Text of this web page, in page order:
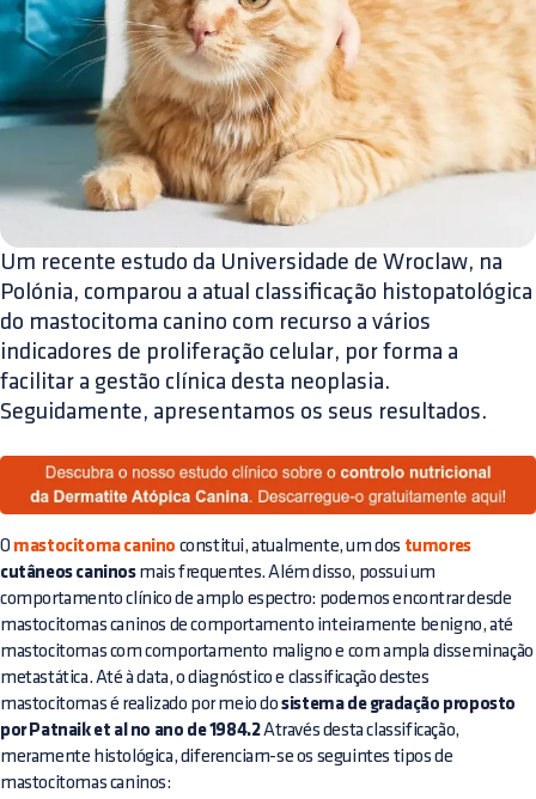
Um recente estudo da Universidade de Wroclaw, na
Polónia, comparou a atual classificação histopatológica
do mastocitoma canino com recurso a vários
indicadores de proliferação celular, por forma a
facilitar a gestão clínica desta neoplasia.
Seguidamente, apresentamos os seus resultados.
O mastocitoma canino constitui, atualmente, um dos tumores
cutâneos caninosmais frequentes. Além disso, possui um
comportamento clínico de amplo espectro: podemos encontrar desde
mastocitomas caninos de comportamento inteiramente benigno, até
mastocitomas com comportamento maligno e com ampla disseminação
metastática. Até à data, o diagnóstico e classificação destes
mastocitomas é realizado por meio dosistema de gradação proposto
por Patnaik et al no ano de 1984.2Através desta classificação,
meramente histológica, diferenciam-se os seguintes tipos de
mastocitomas caninos: